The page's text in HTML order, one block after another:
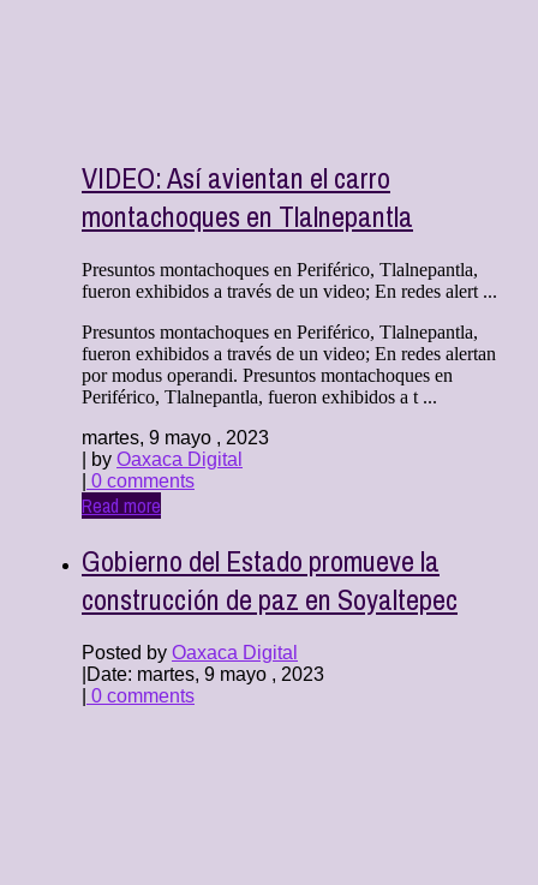
VIDEO: Así avientan el carro
montachoques en Tlalnepantla
Presuntos montachoques en Periférico, Tlalnepantla,
fueron exhibidos a través de un video; En redes alert ...
Presuntos montachoques en Periférico, Tlalnepantla,
fueron exhibidos a través de un video; En redes alertan
por modus operandi. Presuntos montachoques en
Periférico, Tlalnepantla, fueron exhibidos a t ...
martes, 9 mayo , 2023
| by Oaxaca Digital
0 comments
Read more
Gobierno del Estado promueve la
construcción de paz en Soyaltepec
Posted by Oaxaca Digital
Date: martes, 9 mayo , 2023
0 comments